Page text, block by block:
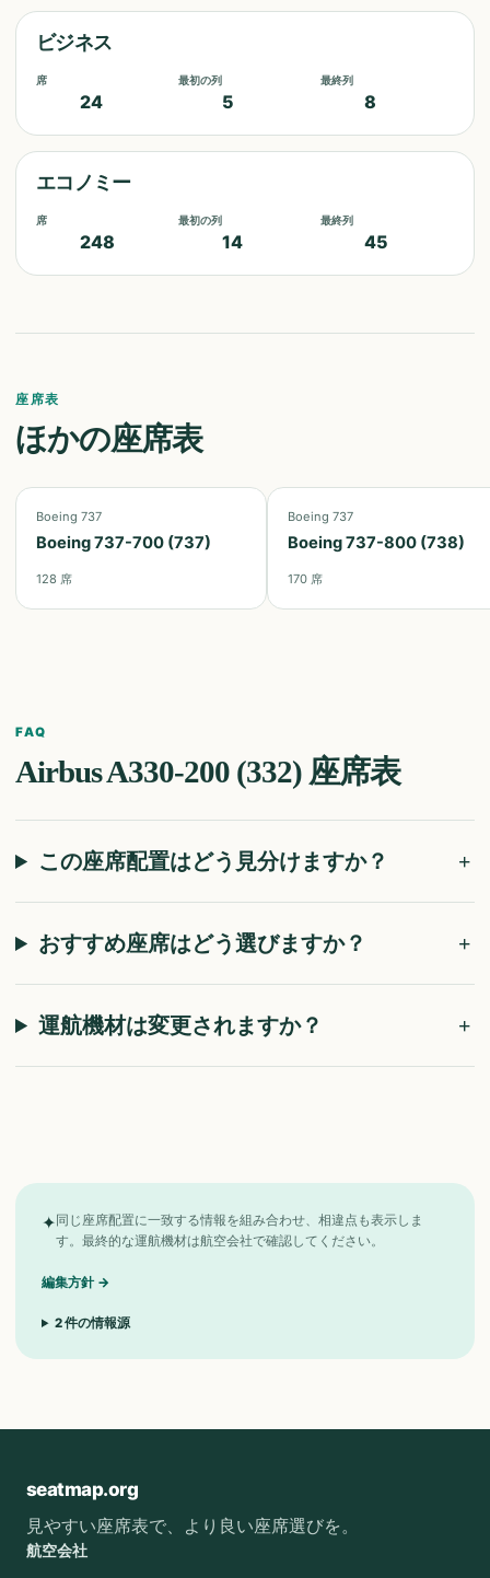
ビジネス
席
24
最初の列
5
最終列
8
エコノミー
席
248
最初の列
14
最終列
45
座席表
ほかの座席表
Boeing 737
Boeing 737-700 (737)
128 席
Boeing 737
Boeing 737-800 (738)
170 席
FAQ
Airbus A330-200 (332) 座席表
この座席配置はどう見分けますか？
おすすめ座席はどう選びますか？
運航機材は変更されますか？
✦同じ座席配置に一致する情報を組み合わせ、相違点も表示しま
す。最終的な運航機材は航空会社で確認してください。
編集方針→
2件の情報源
seatmap.org
見やすい座席表で、より良い座席選びを。
航空会社